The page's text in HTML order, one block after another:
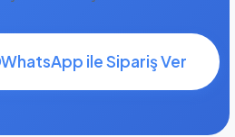
WhatsApp ile Sipariş Ver